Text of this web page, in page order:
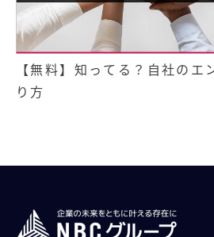
【無料】知ってる？自社のエ
り方